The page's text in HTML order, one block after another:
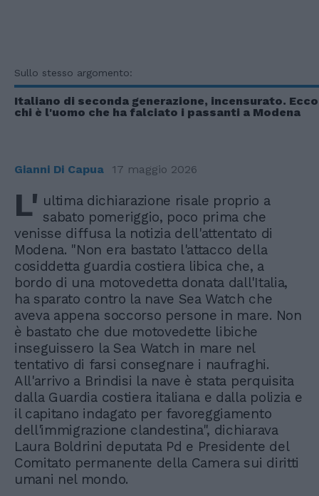
Sullo stesso argomento:
Italiano di seconda generazione, incensurato. Ecco
chi è l'uomo che ha falciato i passanti a Modena
Gianni Di Capua 17 maggio 2026
L' ultima dichiarazione risale proprio a
sabato pomeriggio, poco prima che
venisse diffusa la notizia dell'attentato di
Modena. "Non era bastato l'attacco della
cosiddetta guardia costiera libica che, a
bordo di una motovedetta donata dall'Italia,
ha sparato contro la nave Sea Watch che
aveva appena soccorso persone in mare. Non
è bastato che due motovedette libiche
inseguissero la Sea Watch in mare nel
tentativo di farsi consegnare i naufraghi.
All'arrivo a Brindisi la nave è stata perquisita
dalla Guardia costiera italiana e dalla polizia e
il capitano indagato per favoreggiamento
dell'immigrazione clandestina", dichiarava
Laura Boldrini deputata Pd e Presidente del
Comitato permanente della Camera sui diritti
umani nel mondo.